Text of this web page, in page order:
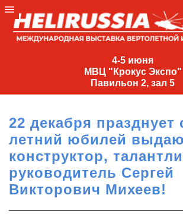
4-5 июня
МВЦ "Крокус Экспо"
Павильон 2, зал 5
4-
МВЦ
Экспо"
Павильон
2,
зал
5
+7
22 декабря празднует
летний юбилей
конструктор,
руководитель Сергей
Викторович Михеев!